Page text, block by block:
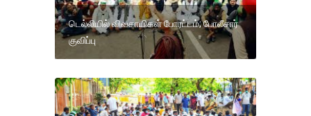
டெல்லியில் விவசாயிகள் போரட்டம்; போலீசார்
குவிப்பு